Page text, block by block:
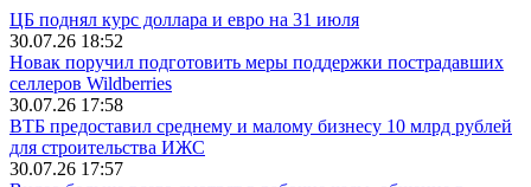
ЦБ поднял курс доллара и евро на 31 июля
30.07.26 18:52
Новак поручил подготовить меры поддержки пострадавших
селлеров Wildberries
30.07.26 17:58
ВТБ предоставил среднему и малому бизнесу 10 млрд рублей
для строительства ИЖС
30.07.26 17:57